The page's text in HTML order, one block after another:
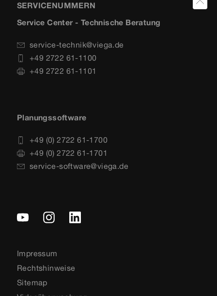
SERVICENUMMERN
Service Center - Technische Beratung
service-technik@viega.de
+49 2722 61-1100
+49 2722 61-1101
Planungssoftware
+49 (0) 2722 61-1700
+49 (0) 2722 61-1701
service-software@viega.de
Impressum
Rechtshinweise
Sitemap